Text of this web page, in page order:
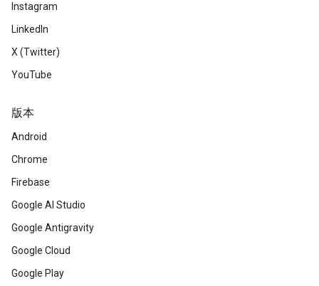
Instagram
LinkedIn
X (Twitter)
YouTube
版本
Android
Chrome
Firebase
Google AI Studio
Google Antigravity
Google Cloud
Google Play